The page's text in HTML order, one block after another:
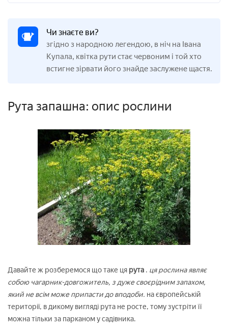
Чи знаєте ви?
згідно з народною легендою, в ніч на Івана
Купала, квітка рути стає червоним і той хто
встигне зірвати його знайде заслужене щастя.
Рута запашна: опис рослини
Давайте ж розберемося що таке ця рута . ця рослина являє
собою чагарник-довгожитель, з дуже своєрідним запахом,
який не всім може припасти до вподоби. на європейській
території, в дикому вигляді рута не росте, тому зустріти її
можна тільки за парканом у садівника.